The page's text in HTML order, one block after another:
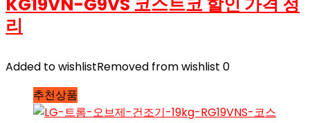
리
Added to wishlistRemoved from wishlist 0
추천상품